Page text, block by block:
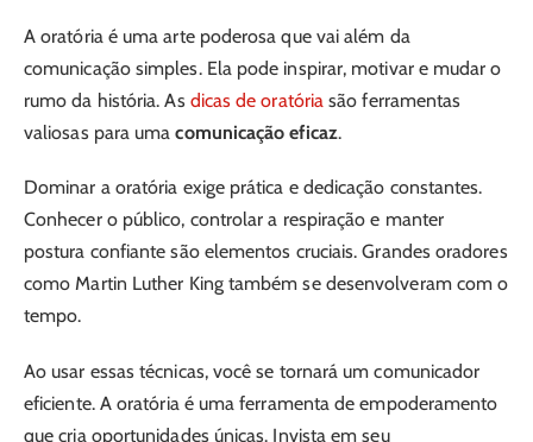
A oratória é uma arte poderosa que vai além da
comunicação simples. Ela pode inspirar, motivar e mudar o
rumo da história. As dicas de oratória são ferramentas
valiosas para umacomunicação eficaz.
Dominar a oratória exige prática e dedicação constantes.
Conhecer o público, controlar a respiração e manter
postura confiante são elementos cruciais. Grandes oradores
como Martin Luther King também se desenvolveram com o
tempo.
Ao usar essas técnicas, você se tornará um comunicador
eficiente. A oratória é uma ferramenta de empoderamento
que cria oportunidades únicas. Invista em seu